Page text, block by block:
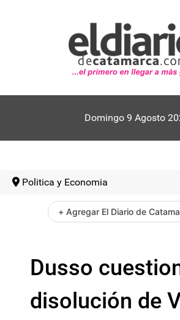
Domingo 9 Agosto
Politica y Economia
+ Agregar El Diario de
Dusso
disolución de